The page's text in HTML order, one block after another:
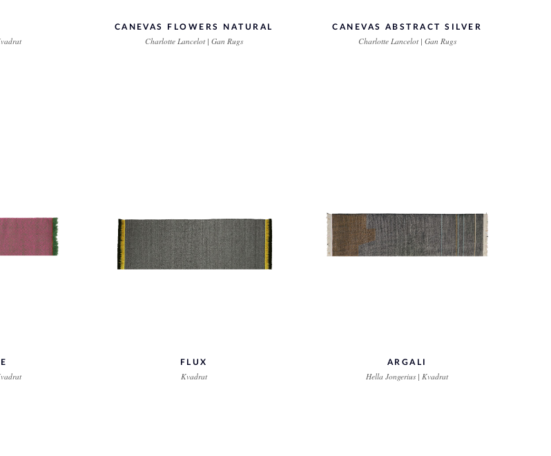
CANEVAS ABSTRACT SILVER
Charlotte Lancelot | Gan Rugs
CANEVAS FLOWERS NATURAL
Charlotte Lancelot | Gan Rugs
ARGALI
Hella Jongerius | Kvadrat
FLUX
Kvadrat